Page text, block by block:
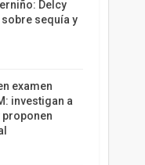
Delcy
sequía y
examen
investigan a